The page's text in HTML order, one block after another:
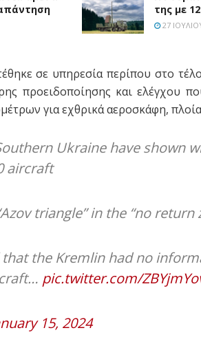
της με
27
σε υπηρεσία περίπου στο
προειδοποίησης και ελέγχου
για εχθρικά αεροσκάφη,
Ukraine have shown
aircraft
triangle” in the “no return
that the Kremlin had no
pic.twitter.com/
15, 2024